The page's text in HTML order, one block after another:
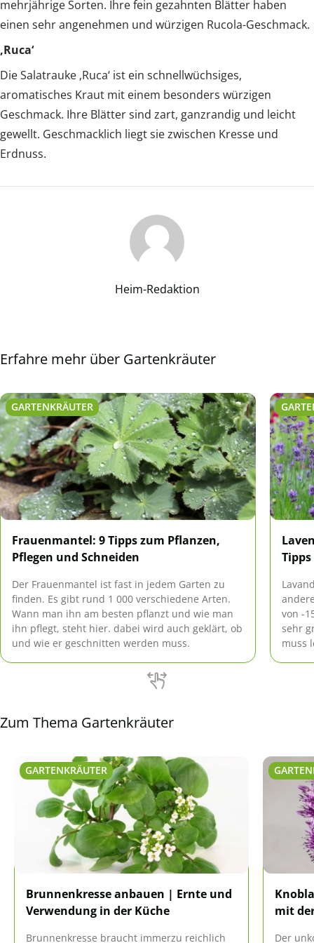
mehrjährige Sorten. Ihre fein gezahnten Blätter haben
einen sehr angenehmen und würzigen Rucola-Geschmack.
‚Ruca‘
Die Salatrauke ‚Ruca‘ ist ein schnellwüchsiges,
aromatisches Kraut mit einem besonders würzigen
Geschmack. Ihre Blätter sind zart, ganzrandig und leicht
gewellt. Geschmacklich liegt sie zwischen Kresse und
Erdnuss.
Heim-Redaktion
Erfahre mehr über Gartenkräuter
GARTENKRÄUTER
Frauenmantel: 9 Tipps zum Pflanzen,
Pflegen und Schneiden
Der Frauenmantel ist fast in jedem Garten zu
finden. Es gibt rund 1 000 verschiedene Arten.
Wann man ihn am besten pflanzt und wie man
ihn pflegt, steht hier. dabei wird auch geklärt, ob
und wie er geschnitten werden muss.
von -
sehr
muss
Zum Thema Gartenkräuter
GARTENKRÄUTER
Brunnenkresse anbauen | Ernte und
Verwendung in der Küche
Brunnenkresse braucht immerzu reichlich
mit
Der